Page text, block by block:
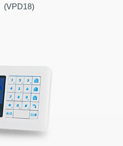
(VPD18)